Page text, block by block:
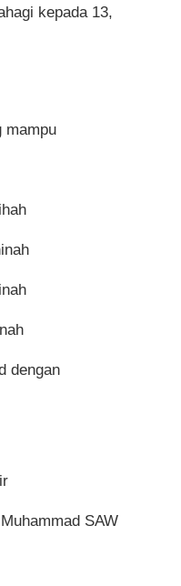
kepada 13,
mampu
dengan
SAW